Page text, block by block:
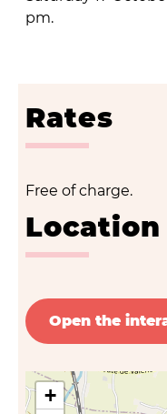
pm.
Rates
Free of charge.
Location
Open the
+